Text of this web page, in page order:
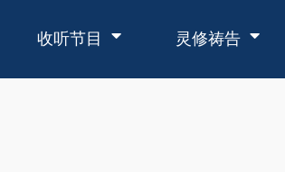
收听节目 灵修祷告